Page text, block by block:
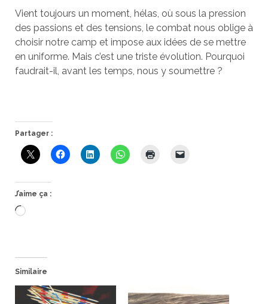
Vient toujours un moment, hélas, où sous la pression
des passions et des tensions, le combat nous oblige à
choisir notre camp et impose aux idées de se mettre
en uniforme. Mais c’est une triste évolution. Pourquoi
faudrait-il, avant les temps, nous y soumettre ?
Partager :
J’aime ça :
Chargement…
Similaire